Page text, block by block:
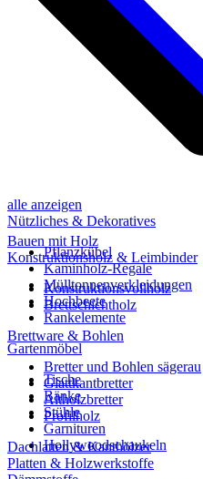
alle anzeigen
Nützliches & Dekoratives
Pflanzkübel
Kaminholz-Regale
Mülltonnenverkleidungen
Hochbeete
Rankelemente
Gartenmöbel
Tische
Bänke
Stühle
Garnituren
Hollywoodschaukeln
Bauen mit Holz
Konstruktionsholz & Leimbinder
Konstruktionsvollholz
Brettschichtholz
Brettware & Bohlen
Bretter und Bohlen sägerau
Glattkantbretter
Altholzbretter
Profilholz
Dachlatten & Kanthölzer
Platten & Holzwerkstoffe